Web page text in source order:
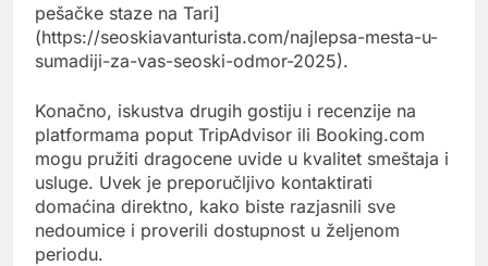
pešačke staze na Tari]
(https://seoskiavanturista.com/najlepsa-mesta-u-
sumadiji-za-vas-seoski-odmor-2025).
Konačno, iskustva drugih gostiju i recenzije na
platformama poput TripAdvisor ili Booking.com
mogu pružiti dragocene uvide u kvalitet smeštaja i
usluge. Uvek je preporučljivo kontaktirati
domaćina direktno, kako biste razjasnili sve
nedoumice i proverili dostupnost u željenom
periodu.